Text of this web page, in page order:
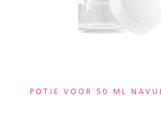
POTJE VOOR 50 ML